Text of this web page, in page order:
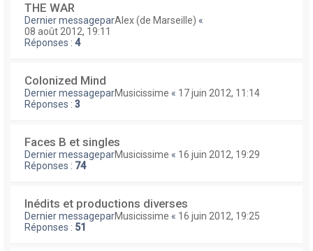
THE WAR
Dernier messageparAlex (de Marseille) «
08 août 2012, 19:11
Réponses : 4
Colonized Mind
Dernier messageparMusicissime « 17 juin 2012, 11:14
Réponses : 3
Faces B et singles
Dernier messageparMusicissime « 16 juin 2012, 19:29
Réponses : 74
Inédits et productions diverses
Dernier messageparMusicissime « 16 juin 2012, 19:25
Réponses : 51